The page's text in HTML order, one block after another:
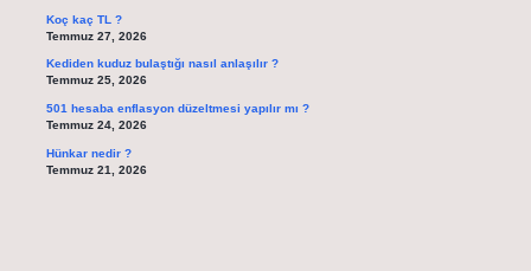
Koç kaç TL ?
Temmuz 27, 2026
Kediden kuduz bulaştığı nasıl anlaşılır ?
Temmuz 25, 2026
501 hesaba enflasyon düzeltmesi yapılır mı ?
Temmuz 24, 2026
Hünkar nedir ?
Temmuz 21, 2026